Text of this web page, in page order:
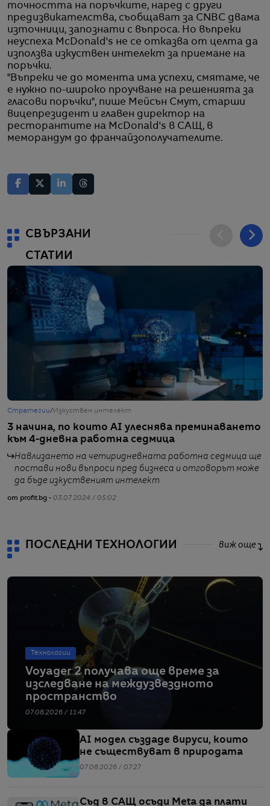
точността на поръчките, наред с други
предизвикателства, съобщават за CNBC двама
източници, запознати с въпроса. Но въпреки
неуспеха McDonald's не се отказва от целта да
използва изкуствен интелект за приемане на
поръчки.
"Въпреки че до момента има успехи, смятаме, че
е нужно по-широко проучване на решенията за
гласови поръчки", пише Мейсън Смут, старши
вицепрезидент и главен директор на
ресторантите на McDonald's в САЩ, в
меморандум до франчайзополучателите.
СВЪРЗАНИ
СТАТИИ
Стратегии/ Изкуствен интелект
3 начина, по които AI улеснява преминаването
към 4-дневна работна седмица
Навлизането на четиридневната работна седмица ще
постави нови въпроси пред бизнеса и отговорът може
да бъде изкуственият интелект
от profit.bg - 03.07.2024 / 05:02
ПОСЛЕДНИ ТЕХНОЛОГИИ виж още
Технологии
Voyager 2 получава още време за
изследване на междузвездното
пространство
07.08.2026 / 11:47
AI модел създаде вируси, които
не съществуват в природата
07.08.2026 / 07:27
Съд в САЩ осъди Meta да плати